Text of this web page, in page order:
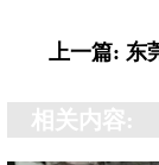
上一篇:
相关内容: